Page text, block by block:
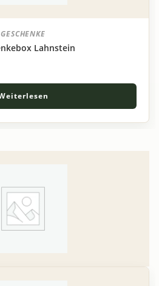
GESCHENKE
Lahnstein